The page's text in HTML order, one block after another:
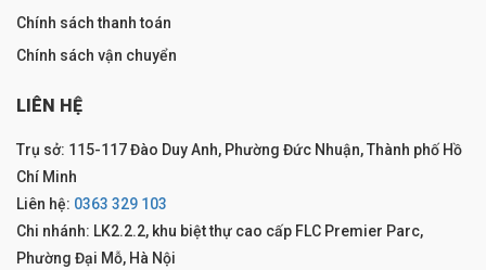
Chính sách thanh toán
Chính sách vận chuyển
LIÊN HỆ
Trụ sở: 115-117 Đào Duy Anh, Phường Đức Nhuận, Thành phố Hồ
Chí Minh
Liên hệ: 0363 329 103
Chi nhánh: LK2.2.2, khu biệt thự cao cấp FLC Premier Parc,
Phường Đại Mỗ, Hà Nội